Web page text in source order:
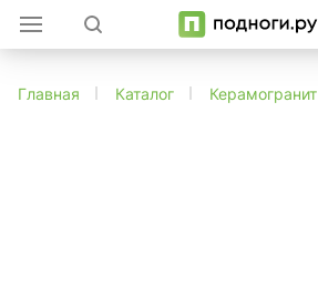
Главная Каталог Керамогранит